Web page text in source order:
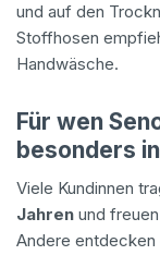
und auf den
Stoffhosen
Handwäsche.
Für wen
besonders
Viele Kundinnen
Jahren und
Andere entdecken